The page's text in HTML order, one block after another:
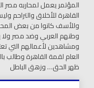
المؤتمر يعمل لمحاربه مصر
القاهرة للأخلاق والتراحم
وللأسف كانوا من بعض
وطنهم العربي وضد مصر ولا
ومشاهدين لأعمالهم التي
العام لقمة القاهرة وطالب
ظهر الحق… وزهق الباطل